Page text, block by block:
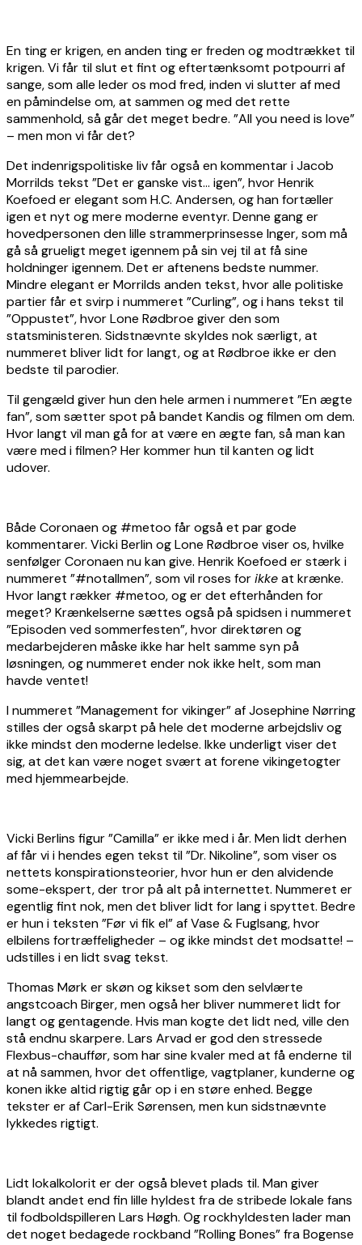
En ting er krigen, en anden ting er freden og modtrækket til
krigen. Vi får til slut et fint og eftertænksomt potpourri af
sange, som alle leder os mod fred, inden vi slutter af med
en påmindelse om, at sammen og med det rette
sammenhold, så går det meget bedre. ”All you need is love”
– men mon vi får det?
Det indenrigspolitiske liv får også en kommentar i Jacob
Morrilds tekst ”Det er ganske vist… igen”, hvor Henrik
Koefoed er elegant som H.C. Andersen, og han fortæller
igen et nyt og mere moderne eventyr. Denne gang er
hovedpersonen den lille strammerprinsesse Inger, som må
gå så grueligt meget igennem på sin vej til at få sine
holdninger igennem. Det er aftenens bedste nummer.
Mindre elegant er Morrilds anden tekst, hvor alle politiske
partier får et svirp i nummeret ”Curling”, og i hans tekst til
”Oppustet”, hvor Lone Rødbroe giver den som
statsministeren. Sidstnævnte skyldes nok særligt, at
nummeret bliver lidt for langt, og at Rødbroe ikke er den
bedste til parodier.
Til gengæld giver hun den hele armen i nummeret ”En ægte
fan”, som sætter spot på bandet Kandis og filmen om dem.
Hvor langt vil man gå for at være en ægte fan, så man kan
være med i filmen? Her kommer hun til kanten og lidt
udover.
Både Coronaen og #metoo får også et par gode
kommentarer. Vicki Berlin og Lone Rødbroe viser os, hvilke
senfølger Coronaen nu kan give. Henrik Koefoed er stærk i
nummeret ”#notallmen”, som vil roses forikkeat krænke.
Hvor langt rækker #metoo, og er det efterhånden for
meget? Krænkelserne sættes også på spidsen i nummeret
”Episoden ved sommerfesten”, hvor direktøren og
medarbejderen måske ikke har helt samme syn på
løsningen, og nummeret ender nok ikke helt, som man
havde ventet!
I nummeret ”Management for vikinger” af Josephine Nørring
stilles der også skarpt på hele det moderne arbejdsliv og
ikke mindst den moderne ledelse. Ikke underligt viser det
sig, at det kan være noget svært at forene vikingetogter
med hjemmearbejde.
Vicki Berlins figur ”Camilla” er ikke med i år. Men lidt derhen
af får vi i hendes egen tekst til ”Dr. Nikoline”, som viser os
nettets konspirationsteorier, hvor hun er den alvidende
some-ekspert, der tror på alt på internettet. Nummeret er
egentlig fint nok, men det bliver lidt for lang i spyttet. Bedre
er hun i teksten ”Før vi fik el” af Vase & Fuglsang, hvor
elbilens fortræffeligheder – og ikke mindst det modsatte! –
udstilles i en lidt svag tekst.
Thomas Mørk er skøn og kikset som den selvlærte
angstcoach Birger, men også her bliver nummeret lidt for
langt og gentagende. Hvis man kogte det lidt ned, ville den
stå endnu skarpere. Lars Arvad er god den stressede
Flexbus-chauffør, som har sine kvaler med at få enderne til
at nå sammen, hvor det offentlige, vagtplaner, kunderne og
konen ikke altid rigtig går op i en støre enhed. Begge
tekster er af Carl-Erik Sørensen, men kun sidstnævnte
lykkedes rigtigt.
Lidt lokalkolorit er der også blevet plads til. Man giver
blandt andet end fin lille hyldest fra de stribede lokale fans
til fodboldspilleren Lars Høgh. Og rockhyldesten lader man
det noget bedagede rockband ”Rolling Bones” fra Bogense